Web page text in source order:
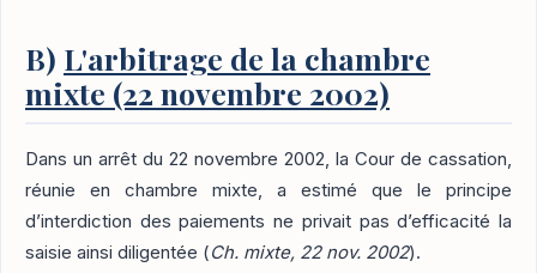
B) L'arbitrage de la chambre
mixte (22 novembre 2002)
Dans un arrêt du 22 novembre 2002, la Cour de cassation,
réunie en chambre mixte, a estimé que le principe
d’interdiction des paiements ne privait pas d’efficacité la
saisie ainsi diligentée (Ch. mixte, 22 nov. 2002).